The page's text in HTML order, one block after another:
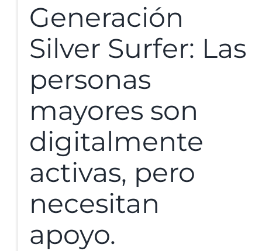
Generación
Silver Surfer: Las
personas
mayores son
digitalmente
activas, pero
necesitan
apoyo.